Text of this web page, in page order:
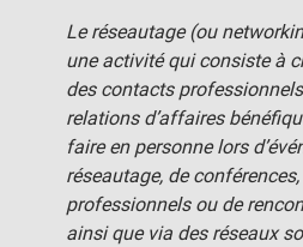
Le réseautage (ou
une activité qui consiste à
des contacts
relations d’affaires
faire en personne lors
réseautage, de
professionnels ou de
ainsi que via des réseaux